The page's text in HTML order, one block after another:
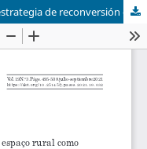
El desarrollo del turismo rural como estrategia de reconversión en el Brejo de Paraíba